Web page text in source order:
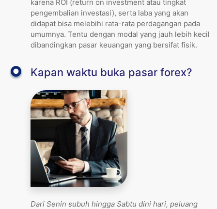
karena ROI (return on investment atau tingkat
pengembalian investasi), serta laba yang akan
didapat bisa melebihi rata-rata perdagangan pada
umumnya. Tentu dengan modal yang jauh lebih kecil
dibandingkan pasar keuangan yang bersifat fisik.
Kapan waktu buka pasar forex?
Dari Senin subuh hingga Sabtu dini hari, peluang